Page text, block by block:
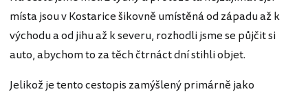
místa jsou v Kostarice šikovně umístěná od západu až k
východu a od jihu až k severu, rozhodli jsme se půjčit si
auto, abychom to za těch čtrnáct dní stihli objet.
Jelikož je tento cestopis zamýšlený primárně jako